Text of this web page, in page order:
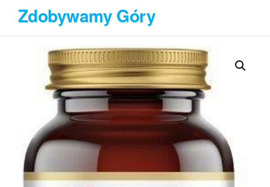
Przejdź
treści
Zdobywamy Góry